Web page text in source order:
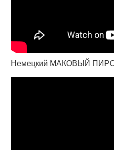
Немецкий МАКОВЫЙ